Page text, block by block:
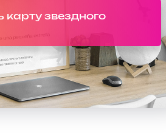
карту звездного